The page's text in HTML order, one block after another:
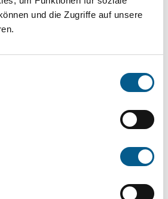
und die Zugriffe auf unsere
eingeben. Ergebnisse
Wahl von Bereichen oder
Suchen